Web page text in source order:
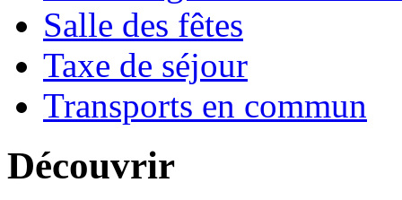
Salle des fêtes
Taxe de séjour
Transports en commun
Découvrir